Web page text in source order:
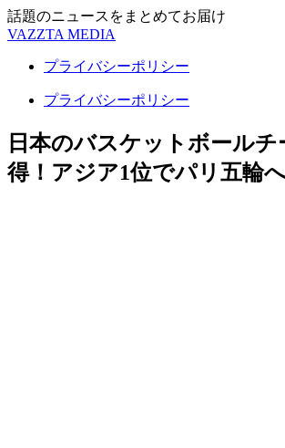
話題のニュースをまとめてお届け
VAZZTA MEDIA
プライバシーポリシー
プライバシーポリシー
日本のバスケットボール
得！アジア1位でパリ五輪